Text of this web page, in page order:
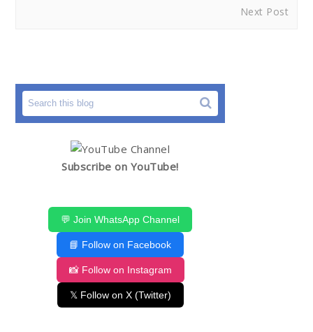
Next Post
Subscribe on YouTube!
💬 Join WhatsApp Channel
📘 Follow on Facebook
📸 Follow on Instagram
𝕏 Follow on X (Twitter)